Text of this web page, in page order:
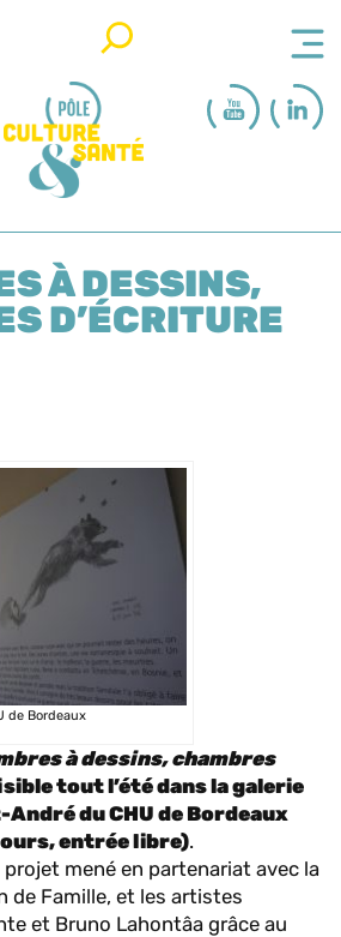
À DESSINS,
D’ÉCRITURE
de Bordeaux
à dessins, chambres
tout l’été dans la galerie
du CHU de Bordeaux
entrée libre).
projet mené en partenariat avec la
de Famille, et les artistes
et Bruno Lahontâa grâce au